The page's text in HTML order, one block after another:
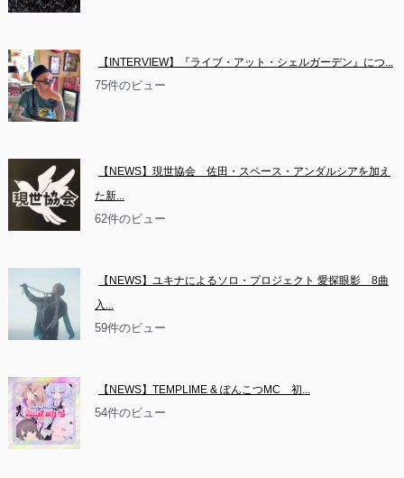
【INTERVIEW】『ライブ・アット・シェルガーデン』につ...
75件のビュー
【NEWS】現世協会　佐田・スペース・アンダルシアを加え
た新...
62件のビュー
【NEWS】ユキナによるソロ・プロジェクト 愛探眼影　8曲
入...
59件のビュー
【NEWS】TEMPLIME & ぽんこつMC　初...
54件のビュー